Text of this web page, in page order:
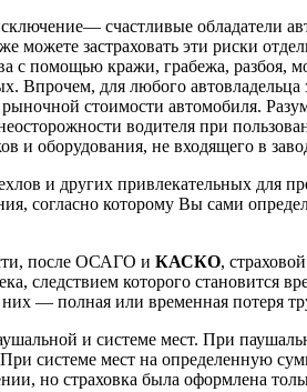
счастливые обладатели
застраховать эти риски
с помощью кражи, грабежа, разбоя,
Впрочем, для любого
стоимости автомобиля.
водителя при
и оборудования, не входящего в
и других привлекательных для
согласно которому Вы сами
после ОСАГО и КАСКО,
следствием которого становится
— полная или временная потеря
и системе мест. При
системе мест на определенную
но страховка была оформлена